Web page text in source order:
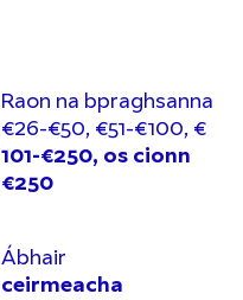
Raon na bpraghsanna
€26-€50, €51-€100, €
101-€250, os cionn
€250
Ábhair
ceirmeacha